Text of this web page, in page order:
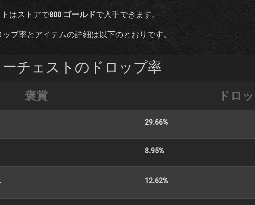
はストアで800 ゴールドで入手できます。
プ率とアイテムの詳細は以下のとおりです。
チェストのドロップ率
褒賞 ドロ
29.66%
8.95%
12.62%